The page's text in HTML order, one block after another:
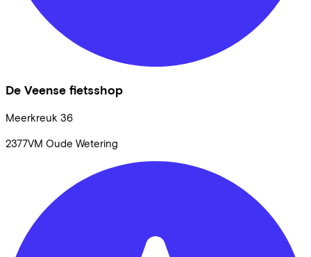
De Veense fietsshop
Meerkreuk 36
2377VM Oude Wetering